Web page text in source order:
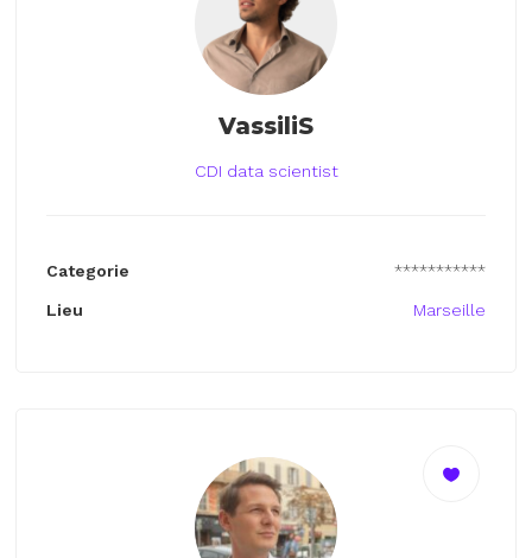
VassiliS
CDI data scientist
Categorie ***********
Lieu Marseille